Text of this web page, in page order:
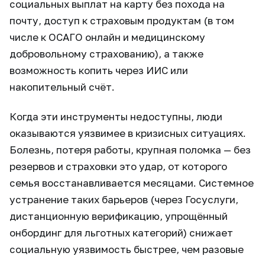
социальных выплат на карту без похода на
почту, доступ к страховым продуктам (в том
числе к ОСАГО онлайн и медицинскому
добровольному страхованию), а также
возможность копить через ИИС или
накопительный счёт.
Когда эти инструменты недоступны, люди
оказываются уязвимее в кризисных ситуациях.
Болезнь, потеря работы, крупная поломка — без
резервов и страховки это удар, от которого
семья восстанавливается месяцами. Системное
устранение таких барьеров (через Госуслуги,
дистанционную верификацию, упрощённый
онбординг для льготных категорий) снижает
социальную уязвимость быстрее, чем разовые